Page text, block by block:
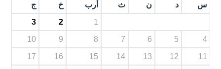
س د ن ث أرب خ ج
1
2
3
4
5
6
7
8
9
10
11
12
13
14
15
16
17